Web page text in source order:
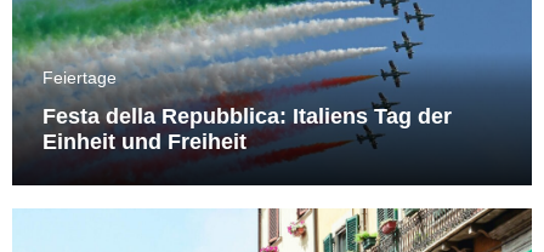
Feiertage
Festa della Repubblica: Italiens Tag der
Einheit und Freiheit